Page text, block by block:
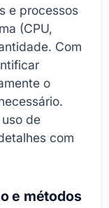
e processos
(CPU,
Com
o
de
com
e métodos